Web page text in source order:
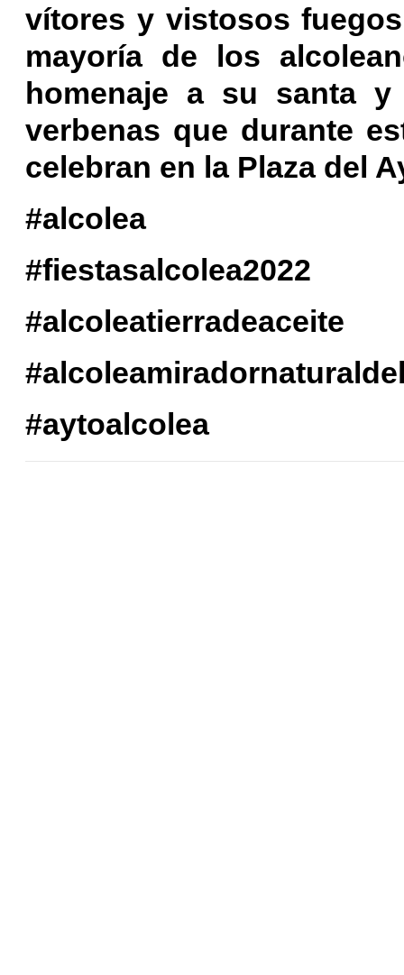
vítores y vistosos
mayoría de los
homenaje a su santa
verbenas que durante
celebran en la Plaza del
#alcolea
#fiestasalcolea2022
#alcoleatierradeaceite
#aytoalcolea